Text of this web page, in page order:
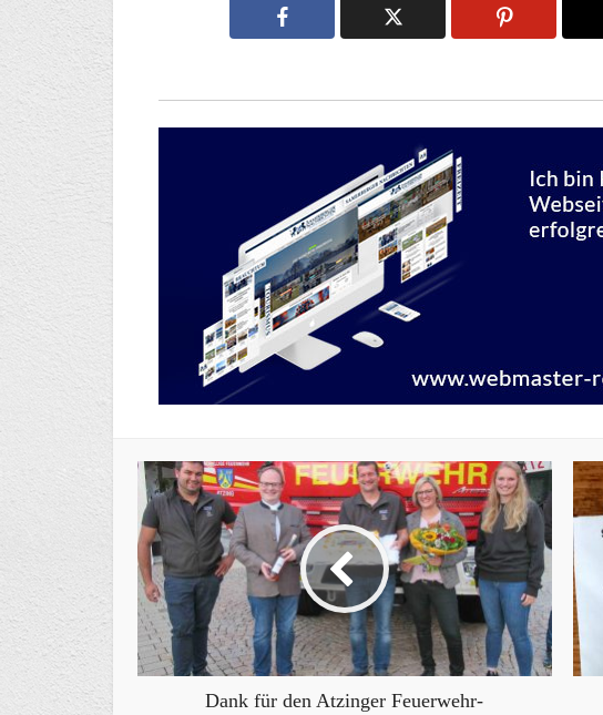
Dank für den Atzinger Feuerwehr-